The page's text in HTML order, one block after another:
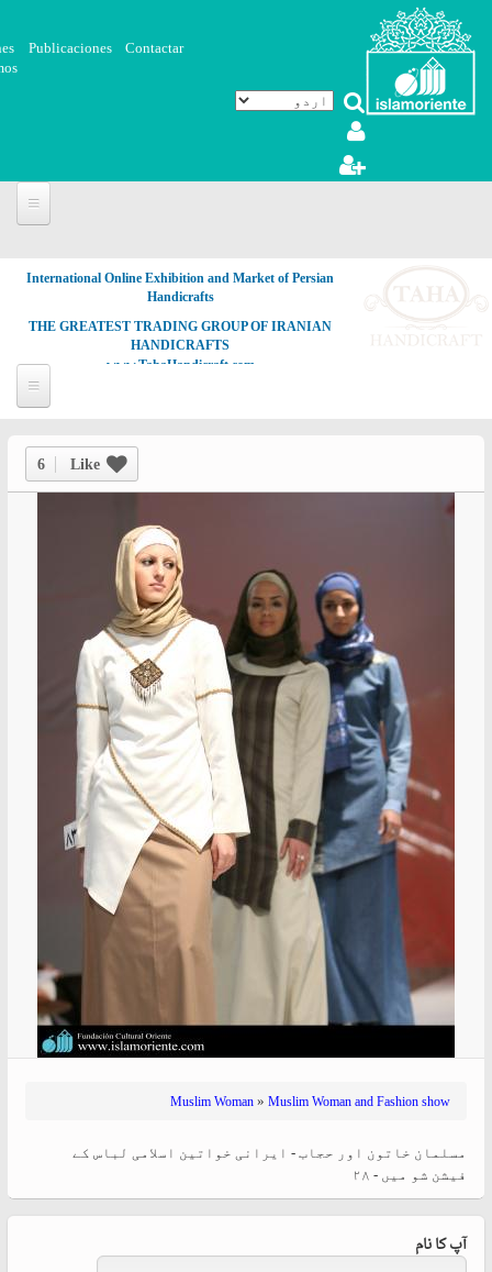
Skip to main content
Contactar
Publicaciones
International Online Exhibition and Market of Persian
Handicrafts
THE GREATEST TRADING GROUP OF IRANIAN
HANDICRAFTS
www.TahaHandicraft.com
6 Like
Muslim Woman » Muslim Woman and Fashion show
مسلمان خاتون اور حجاب - ایرانی خواتین اسلامی لباس کے
فیشن شو میں - ۲۸
آپ کا نام